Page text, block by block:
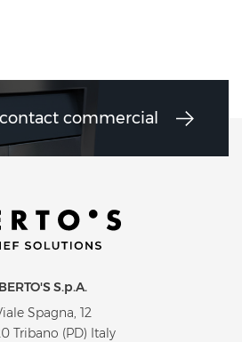
commercial
BERTO'S S.p.A.
Spagna, 12
Tribano (PD) Italy